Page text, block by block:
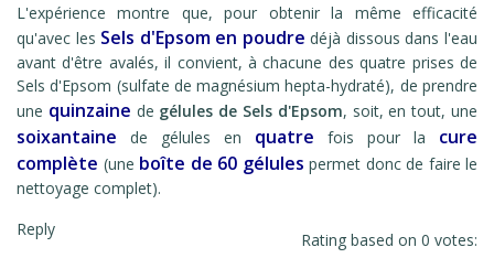
L'expérience montre que, pour obtenir la même efficacité
qu'avec les Sels d'Epsom en poudredéjà dissous dans l'eau
avant d'être avalés, il convient, à chacune des quatre prises de
Sels d'Epsom (sulfate de magnésium hepta-hydraté), de prendre
une quinzaine de gélules de Sels d'Epsom, soit, en tout, une
soixantaine de gélules en quatre fois pour la cure
complète (une boîte de 60 gélules permet donc de faire le
nettoyage complet).
Rating based on 0 votes:
Reply